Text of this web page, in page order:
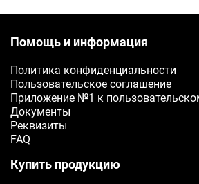
Помощь и информация
Политика конфиденциальности
Пользовательское соглашение
Приложение №1 к
Документы
Реквизиты
FAQ
Купить продукцию